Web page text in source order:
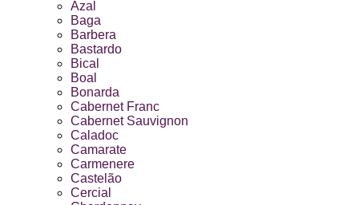
Azal
Baga
Barbera
Bastardo
Bical
Boal
Bonarda
Cabernet Franc
Cabernet Sauvignon
Caladoc
Camarate
Carmenere
Castelão
Cercial